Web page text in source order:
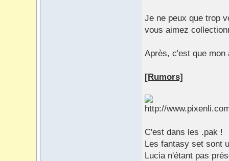
Je ne peux que trop
vous aimez
Après, c'est que mon
[Rumors]
C'est dans les .pak !
Les fantasy set sont
Lucia n'étant pas